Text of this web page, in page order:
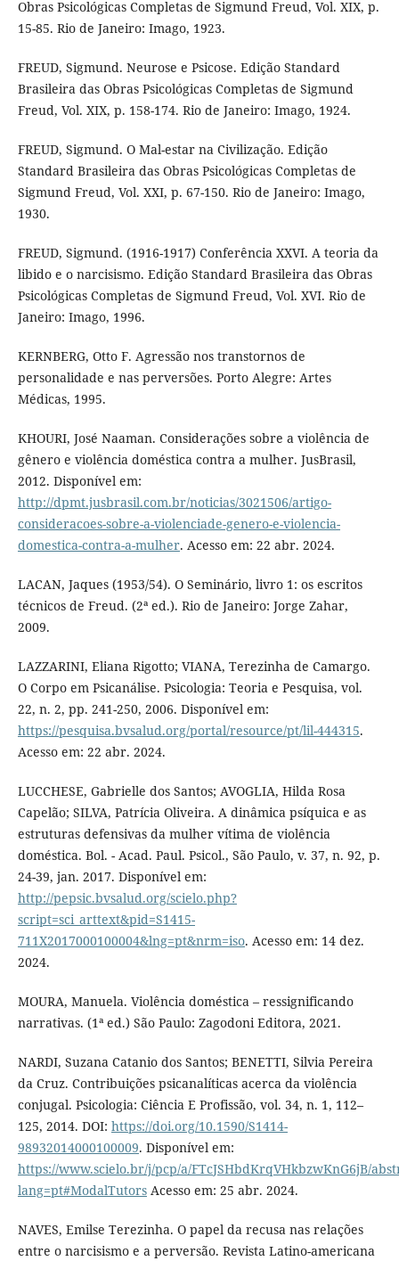
Obras Psicológicas Completas de Sigmund Freud, Vol. XIX, p.
15-85. Rio de Janeiro: Imago, 1923.
FREUD, Sigmund. Neurose e Psicose. Edição Standard
Brasileira das Obras Psicológicas Completas de Sigmund
Freud, Vol. XIX, p. 158-174. Rio de Janeiro: Imago, 1924.
FREUD, Sigmund. O Mal-estar na Civilização. Edição
Standard Brasileira das Obras Psicológicas Completas de
Sigmund Freud, Vol. XXI, p. 67-150. Rio de Janeiro: Imago,
1930.
FREUD, Sigmund. (1916-1917) Conferência XXVI. A teoria da
libido e o narcisismo. Edição Standard Brasileira das Obras
Psicológicas Completas de Sigmund Freud, Vol. XVI. Rio de
Janeiro: Imago, 1996.
KERNBERG, Otto F. Agressão nos transtornos de
personalidade e nas perversões. Porto Alegre: Artes
Médicas, 1995.
KHOURI, José Naaman. Considerações sobre a violência de
gênero e violência doméstica contra a mulher. JusBrasil,
2012. Disponível em:
http://dpmt.jusbrasil.com.br/noticias/3021506/artigo-
consideracoes-sobre-a-violenciade-genero-e-violencia-
domestica-contra-a-mulher. Acesso em: 22 abr. 2024.
LACAN, Jaques (1953/54). O Seminário, livro 1: os escritos
técnicos de Freud. (2ª ed.). Rio de Janeiro: Jorge Zahar,
2009.
LAZZARINI, Eliana Rigotto; VIANA, Terezinha de Camargo.
O Corpo em Psicanálise. Psicologia: Teoria e Pesquisa, vol.
22, n. 2, pp. 241-250, 2006. Disponível em:
https://pesquisa.bvsalud.org/portal/resource/pt/lil-444315.
Acesso em: 22 abr. 2024.
LUCCHESE, Gabrielle dos Santos; AVOGLIA, Hilda Rosa
Capelão; SILVA, Patrícia Oliveira. A dinâmica psíquica e as
estruturas defensivas da mulher vítima de violência
doméstica. Bol. - Acad. Paul. Psicol., São Paulo, v. 37, n. 92, p.
24-39, jan. 2017. Disponível em:
http://pepsic.bvsalud.org/scielo.php?
script=sci_arttext&pid=S1415-
711X2017000100004&lng=pt&nrm=iso. Acesso em: 14 dez.
2024.
MOURA, Manuela. Violência doméstica – ressignificando
narrativas. (1ª ed.) São Paulo: Zagodoni Editora, 2021.
NARDI, Suzana Catanio dos Santos; BENETTI, Silvia Pereira
da Cruz. Contribuições psicanalíticas acerca da violência
conjugal. Psicologia: Ciência E Profissão, vol. 34, n. 1, 112–
125, 2014. DOI: https://doi.org/10.1590/S1414-
98932014000100009. Disponível em:
https://www.scielo.br/j/pcp/a/FTcJSHbdKrqVHkbzwKnG6jB/
lang=pt#ModalTutorsAcesso em: 25 abr. 2024.
NAVES, Emilse Terezinha. O papel da recusa nas relações
entre o narcisismo e a perversão. Revista Latino-americana